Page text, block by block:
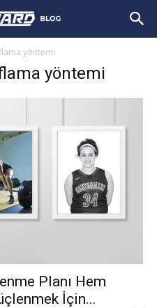
yöntemi
yöntemi
Planı Hem
İçin...